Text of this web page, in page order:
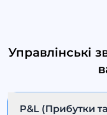
Управлінські
P&L (Прибутки